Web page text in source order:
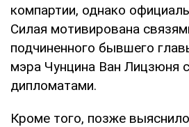
компартии, однако
Силая мотивирована
подчиненного бывшего
мэра Чунцина Ван Лицзюня
дипломатами.
Кроме того, позже